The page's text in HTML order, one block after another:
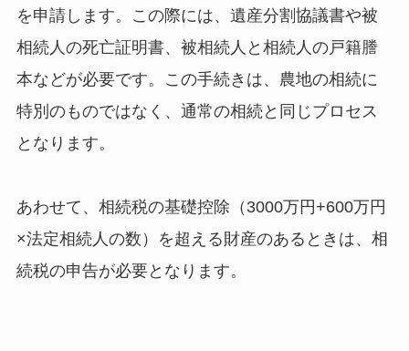
を申請します。この際には、遺産分割協議書や被
相続人の死亡証明書、被相続人と相続人の戸籍謄
本などが必要です。この手続きは、農地の相続に
特別のものではなく、通常の相続と同じプロセス
となります。
あわせて、相続税の基礎控除（3000万円+600万円
×法定相続人の数）を超える財産のあるときは、相
続税の申告が必要となります。